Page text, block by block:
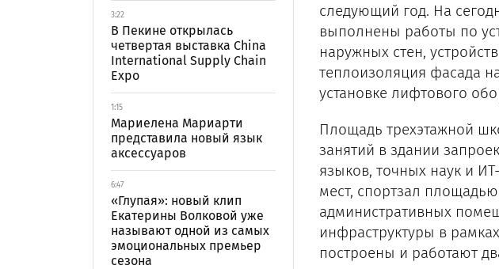
3:22
В Пекине открылась
четвертая выставка China
International Supply Chain
Expo
1:15
Мариелена Мариарти
представила новый язык
аксессуаров
6:47
«Глупая»: новый клип
Екатерины Волковой уже
называют одной из самых
эмоциональных премьер
сезона
следующий год. На
выполнены работы по
наружных стен,
теплоизоляция фасада
установке лифтового
Площадь трехэтажной
занятий в здании
языков, точных наук и
мест, спортзал
административных
инфраструктуры в
построены и работают